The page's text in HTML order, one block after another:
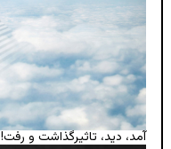
آمد، دید، تاثیرگذاشت و رفت!